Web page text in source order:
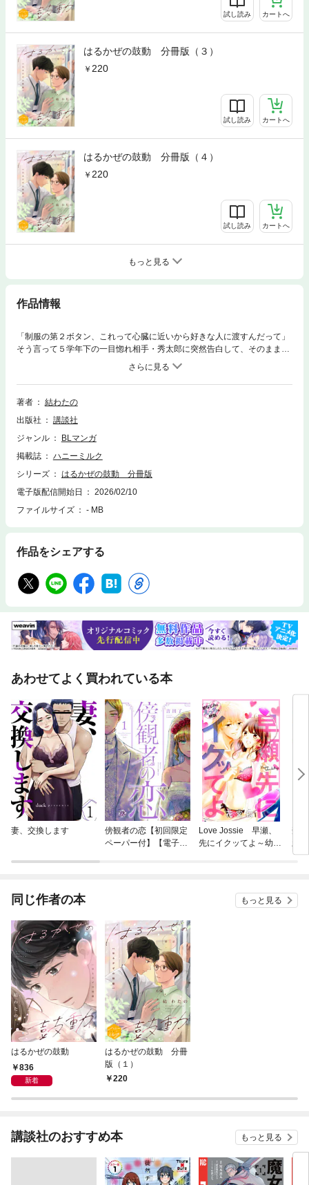
試し読み カートへ
はるかぜの鼓動 分冊版（３）
220
試し読み カートへ
はるかぜの鼓動 分冊版（４）
220
試し読み カートへ
もっと見る
作品情報
「制服の第２ボタン、これって心臓に近いから好きな人に渡すんだって」
そう言って５学年下の一目惚れ相手・秀太郎に突然告白して、そのまま逃
げるように卒業した日のことを、今でも夢にみる高校教師・穂澄。苦い思
い出であることは確かだが、それ以上に今やもう会うことは叶わない秀太
郎への想いを捨てきれぬ自分への未練がましさに絶望する日々を過ごして
いたある日、勤め先の高校に秀太郎が教育実習生としてやってきてーー!?
著者
結わたの
出版社
講談社
ジャンル
BLマンガ
掲載誌
ハニーミルク
シリーズ
はるかぜの鼓動 分冊版
電子版配信開始日
2026/02/10
ファイルサイズ
- MB
作品をシェアする
あわせてよく買われている本
妻、交換します
傍観者の恋【初回限定
ペーパー付】【電子限
Love Jossie 早瀬、
先にイクッてよ～幼な
禁
新
同じ作者の本 もっと見る
はるかぜの鼓動
836
新着
はるかぜの鼓動 分冊
版（１）
220
講談社のおすすめ本 もっと見る